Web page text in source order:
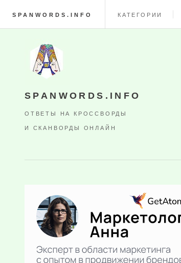
SPANWORDS.INFO КАТЕГОРИИ
SPANWORDS.INFO
ОТВЕТЫ НА КРОССВОРДЫ
И СКАНВОРДЫ ОНЛАЙН